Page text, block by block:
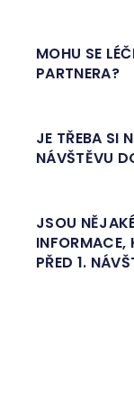
MOHU SE
PARTNERA?
JE TŘEBA SI
NÁVŠTĚVU
JSOU
INFORMACE,
PŘED 1.